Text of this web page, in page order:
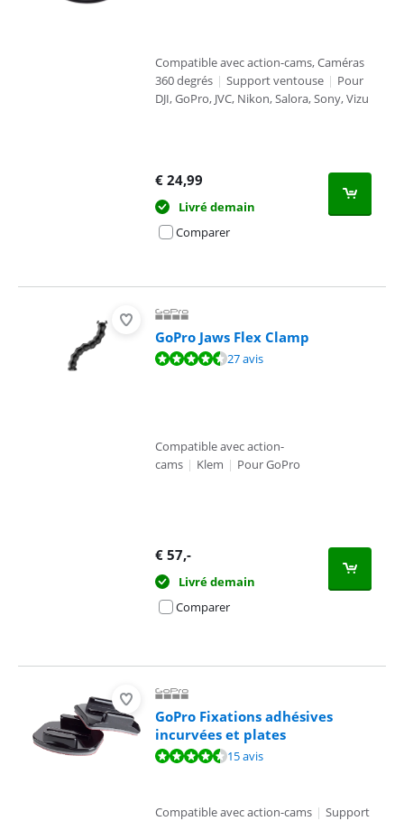
Compatible avec action-cams, Caméras
360 degrés | Support ventouse | Pour
DJI, GoPro, JVC, Nikon, Salora, Sony, Vizu
€ 24,99
Livré demain
Comparer
GoPro Jaws Flex Clamp
La note est de 9,4 sur 10, basée sur 27 avis.27 avis
Compatible avec action-
cams | Klem | Pour GoPro
€ 57,-
Livré demain
Comparer
GoPro Fixations adhésives
incurvées et plates
La note est de 8,8 sur 10, basée sur 15 avis.15 avis
Compatible avec action-cams | Support